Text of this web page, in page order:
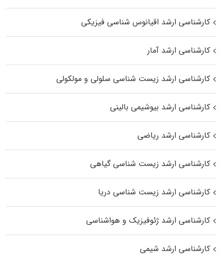
کارشناسی ارشد اقیانوس‌ شناسی فیزیکی
کارشناسی ارشد آمار
کارشناسی ارشد زیست شناسی سلولی و مولکولی
کارشناسی ارشد بیوشیمی بالینی
کارشناسی ارشد ریاضی
کارشناسی ارشد زیست‌ شناسی گیاهی
کارشناسی ارشد زیست‌ شناسی دریا
کارشناسی ارشد ژئوفیزیک و هواشناسی
کارشناسی ارشد شیمی